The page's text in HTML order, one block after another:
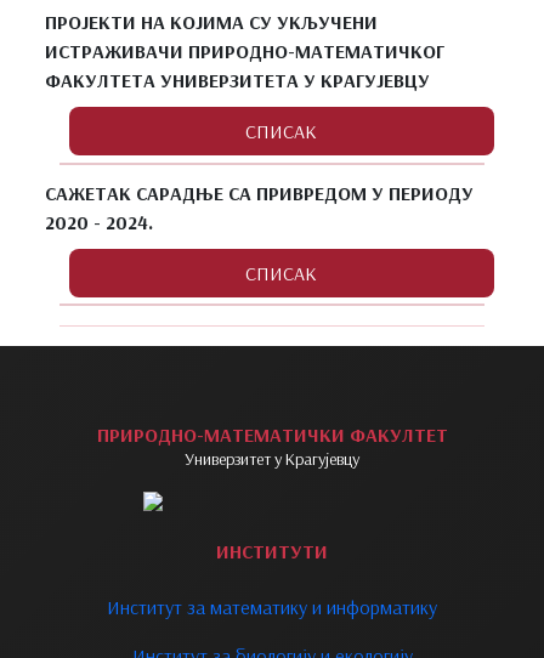
ПРОЈЕКТИ НА КОЈИМА СУ УКЉУЧЕНИ
ИСТРАЖИВАЧИ ПРИРОДНО-МАТЕМАТИЧКОГ
ФАКУЛТЕТА УНИВЕРЗИТЕТА У КРАГУЈЕВЦУ
САЖЕТАК САРАДЊЕ СА ПРИВРЕДОМ У ПЕРИОДУ
2020 - 2024.
ПРИРОДНО-МАТЕМАТИЧКИ ФАКУЛТЕТ
Универзитет у Крагујевцу
ИНСТИТУТИ
Институт за математику и информатику